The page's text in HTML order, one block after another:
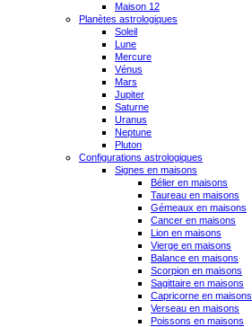
Maison 12
Planètes astrologiques
Soleil
Lune
Mercure
Vénus
Mars
Jupiter
Saturne
Uranus
Neptune
Pluton
Configurations astrologiques
Signes en maisons
Bélier en maisons
Taureau en maisons
Gémeaux en maisons
Cancer en maisons
Lion en maisons
Vierge en maisons
Balance en maisons
Scorpion en maisons
Sagittaire en maisons
Capricorne en maisons
Verseau en maisons
Poissons en maisons